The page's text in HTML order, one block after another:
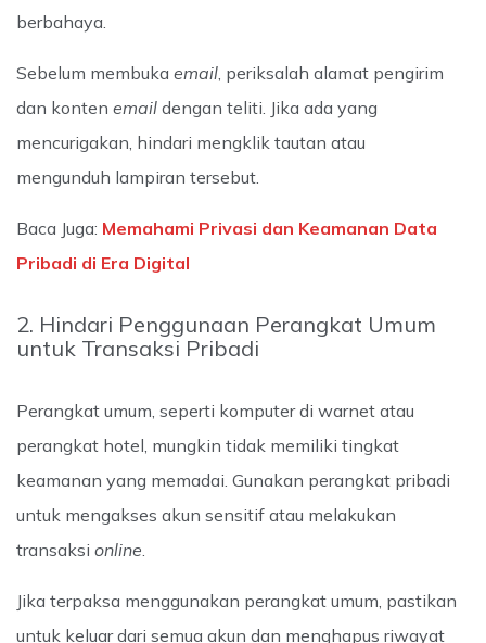
berbahaya.
Sebelum membuka email, periksalah alamat pengirim
dan konten email dengan teliti. Jika ada yang
mencurigakan, hindari mengklik tautan atau
mengunduh lampiran tersebut.
Baca Juga: Memahami Privasi dan Keamanan Data
Pribadi di Era Digital
2. Hindari Penggunaan Perangkat Umum
untuk Transaksi Pribadi
Perangkat umum, seperti komputer di warnet atau
perangkat hotel, mungkin tidak memiliki tingkat
keamanan yang memadai. Gunakan perangkat pribadi
untuk mengakses akun sensitif atau melakukan
transaksi online.
Jika terpaksa menggunakan perangkat umum, pastikan
untuk keluar dari semua akun dan menghapus riwayat